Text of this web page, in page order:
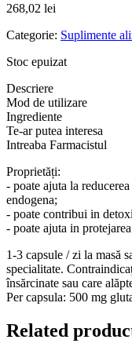
268,02 lei
Categorie: Suplimente
Stoc epuizat
Descriere
Mod de utilizare
Ingrediente
Te-ar putea interesa
Intreaba Farmacistul
Proprietăți:
- poate ajuta la
endogena;
- poate contribui in
- poate ajuta in
1-3 capsule / zi la masă
specialitate.
însărcinate sau care
Per capsula: 500 mg
Related